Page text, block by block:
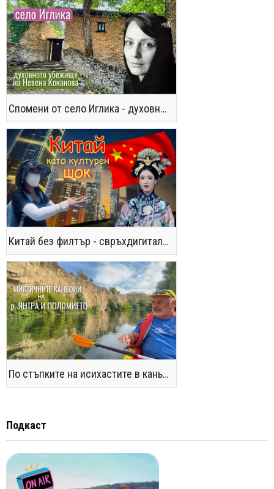
Спомени от село Иглика - духовното убежище на Невена Коканова
Китай без филтър - свръхдигитален, магнетичен, парадоксален
По стъпките на исихастите в каньоните на р. Янтра и Поломието
Подкаст